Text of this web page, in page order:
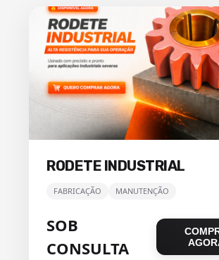
RODETE INDUSTRIAL
FABRICAÇÃO MANUTENÇÃO
SOB
CONSULTA